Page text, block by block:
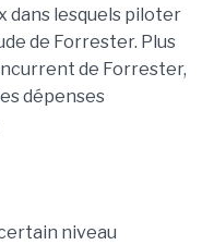
dans lesquels piloter
de Forrester. Plus
de Forrester,
dépenses
niveau